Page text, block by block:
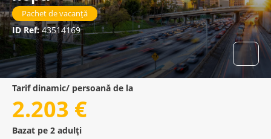
Pachet de vacanță
ID Ref:43514169
Tarif dinamic/ persoană de la
2.203 €
Bazat pe 2 adulți